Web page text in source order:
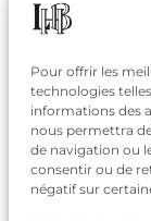
Pour offrir les
technologies
informations des
nous permettra
de navigation ou
consentir ou de
négatif sur
SUIVEZ-
SUR LES